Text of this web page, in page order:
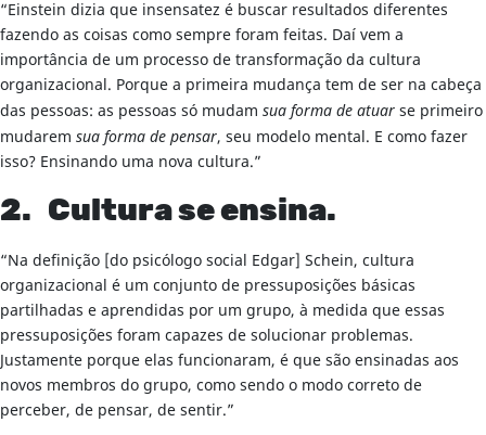
“Einstein dizia que insensatez é buscar resultados diferentes
fazendo as coisas como sempre foram feitas. Daí vem a
importância de um processo de transformação da cultura
organizacional. Porque a primeira mudança tem de ser na cabeça
das pessoas: as pessoas só mudam sua forma de atuar se primeiro
mudarem sua forma de pensar, seu modelo mental. E como fazer
isso? Ensinando uma nova cultura.”
2. Cultura se ensina.
“Na definição [do psicólogo social Edgar] Schein, cultura
organizacional é um conjunto de pressuposições básicas
partilhadas e aprendidas por um grupo, à medida que essas
pressuposições foram capazes de solucionar problemas.
Justamente porque elas funcionaram, é que são ensinadas aos
novos membros do grupo, como sendo o modo correto de
perceber, de pensar, de sentir.”